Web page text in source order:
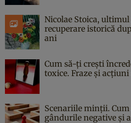
Nicolae Stoica,
recuperare istorică
ani
Cum să-ți crești
toxice. Fraze și
Scenariile minții.
gândurile negative și